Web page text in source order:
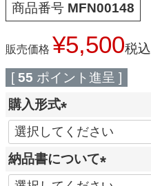
商品番号 MFN00148
販売価格 ¥5,500税込
[ 55 ポイント進呈 ]
購入形式
(
必
須
納品書について
(